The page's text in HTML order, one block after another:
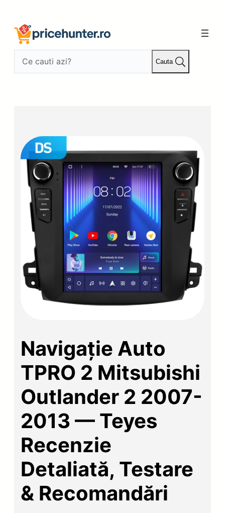
conținut
Cauta
Navigație Auto
TPRO 2 Mitsubishi
Outlander 2 2007-
2013 — Teyes
Recenzie
Detaliată, Testare
& Recomandări